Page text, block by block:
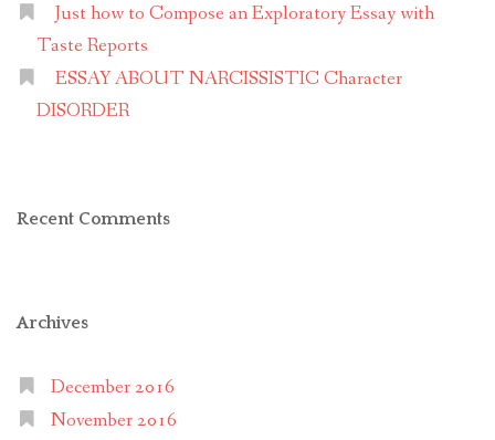
Just how to Compose an Exploratory Essay with
Taste Reports
ESSAY ABOUT NARCISSISTIC Character
DISORDER
Recent Comments
Archives
December 2016
November 2016